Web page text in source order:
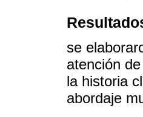
se
atención
la historia
abordaje